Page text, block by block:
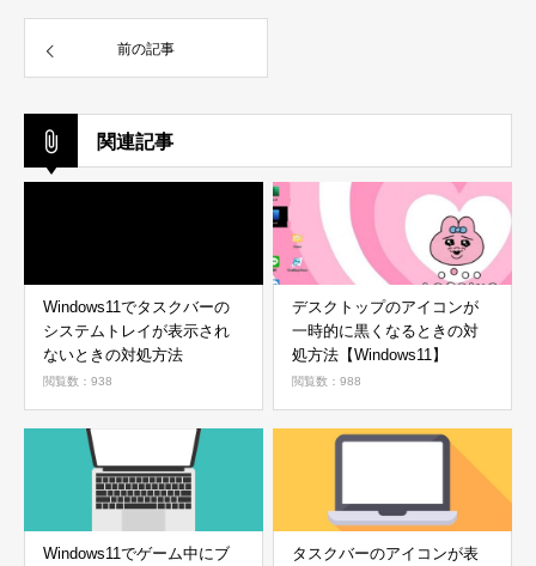
前の記事
関連記事
Windows11でタスクバーの
システムトレイが表示され
ないときの対処方法
閲覧数：938
デスクトップのアイコンが
一時的に黒くなるときの対
処方法【Windows11】
閲覧数：988
Windows11でゲーム中にブ
タスクバーのアイコンが表